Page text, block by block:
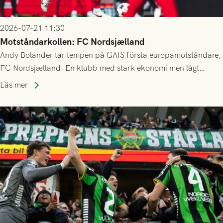
2026-07-21 11:30
Motståndarkollen: FC Nordsjælland
Andy Bolander tar tempen på GAIS första europamotståndare,
FC Nordsjælland. En klubb med stark ekonomi men lågt
publiksnitt, ett lag med både kollektiv styrka och individuell
Läs mer